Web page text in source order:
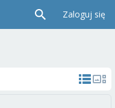
Zaloguj się